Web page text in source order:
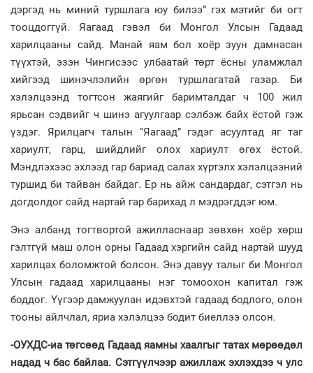
дэргэд нь миний туршлага юу билээ” гэх мэтийг би огт
тооцдоггүй. Яагаад гэвэл би Монгол Улсын Гадаад
харилцааны сайд. Манай яам бол хоёр зуун дамнасан
түүхтэй, эзэн Чингисээс улбаатай төрт ёсны уламжлал
хийгээд шинэчлэлийн өргөн туршлагатай газар. Би
хэлэлцээнд тогтсон жаягийг баримталдаг ч 100 жил
ярьсан сэдвийг ч шинэ агуулгаар сэлбэж байх ёстой гэж
үздэг. Ярилцагч талын “Яагаад” гэдэг асуултад яг таг
хариулт, гарц, шийдлийг олох хариулт өгөх ёстой.
Мэндлэхээс эхлээд гар бариад салах хүртэлх хэлэлцээний
туршид би тайван байдаг. Ер нь айж сандардаг, сэтгэл нь
догдолдог сайд нартай гар барихад л мэдрэгддэг юм.
Энэ албанд тогтвортой ажилласнаар зөвхөн хоёр хөрш
гэлтгүй маш олон орны Гадаад хэргийн сайд нартай шууд
харилцах боломжтой болсон. Энэ давуу талыг би Монгол
Улсын гадаад харилцааны нэг томоохон капитал гэж
боддог. Үүгээр дамжуулан идэвхтэй гадаад бодлого, олон
тооны айлчлал, яриа хэлэлцээ бодит биеллээ олсон.
-ОУХДС-иа төгсөөд Гадаад яамны хаалгыг татах мөрөөдөл
надад ч бас байлаа. Сэтгүүлчээр ажиллаж эхлэхдээ ч улс